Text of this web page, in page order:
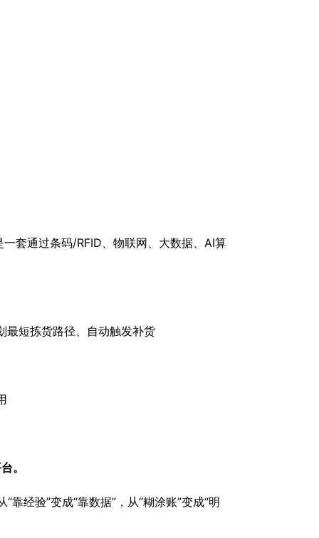
套通过条码/RFID、物联网、大数据、AI算
短拣货路径、自动触发补货
。
靠经验”变成“靠数据”，从“糊涂账”变成“明